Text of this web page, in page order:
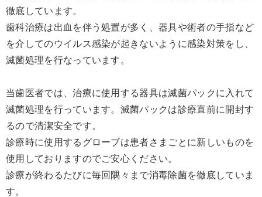
徹底しています。
歯科治療は出血を伴う処置が多く、器具や術者の手指など
を介してのウイルス感染が起きないように感染対策をし、
滅菌処理を行なっています。
当歯医者では、治療に使用する器具は滅菌パックに入れて
滅菌処理を行っています。滅菌パックは診療直前に開封す
るので清潔安全です。
診療時に使用するグローブは患者さまごとに新しいものを
使用しておりますのでご安心ください。
診療が終わるたびに毎回隅々まで消毒除菌を徹底していま
す。